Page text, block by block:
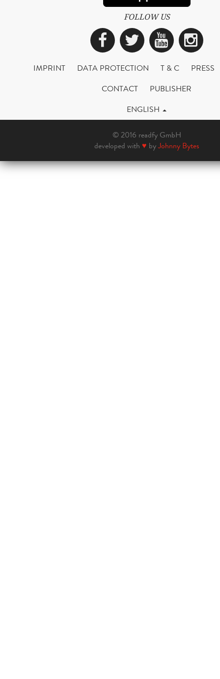
FOLLOW US
Facebook
Twitter
IMPRINT DATA PROTECTION T & C
PRESS
CONTACT
PUBLISHER
ENGLISH
© 2016 readfy GmbH
developed with ♥ byJohnny Bytes